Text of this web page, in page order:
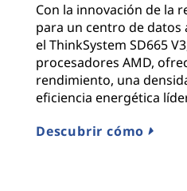
Con la innovación de la
para un centro de datos
el ThinkSystem SD665
procesadores AMD,
rendimiento, una
eficiencia energética
Descubrir cómo